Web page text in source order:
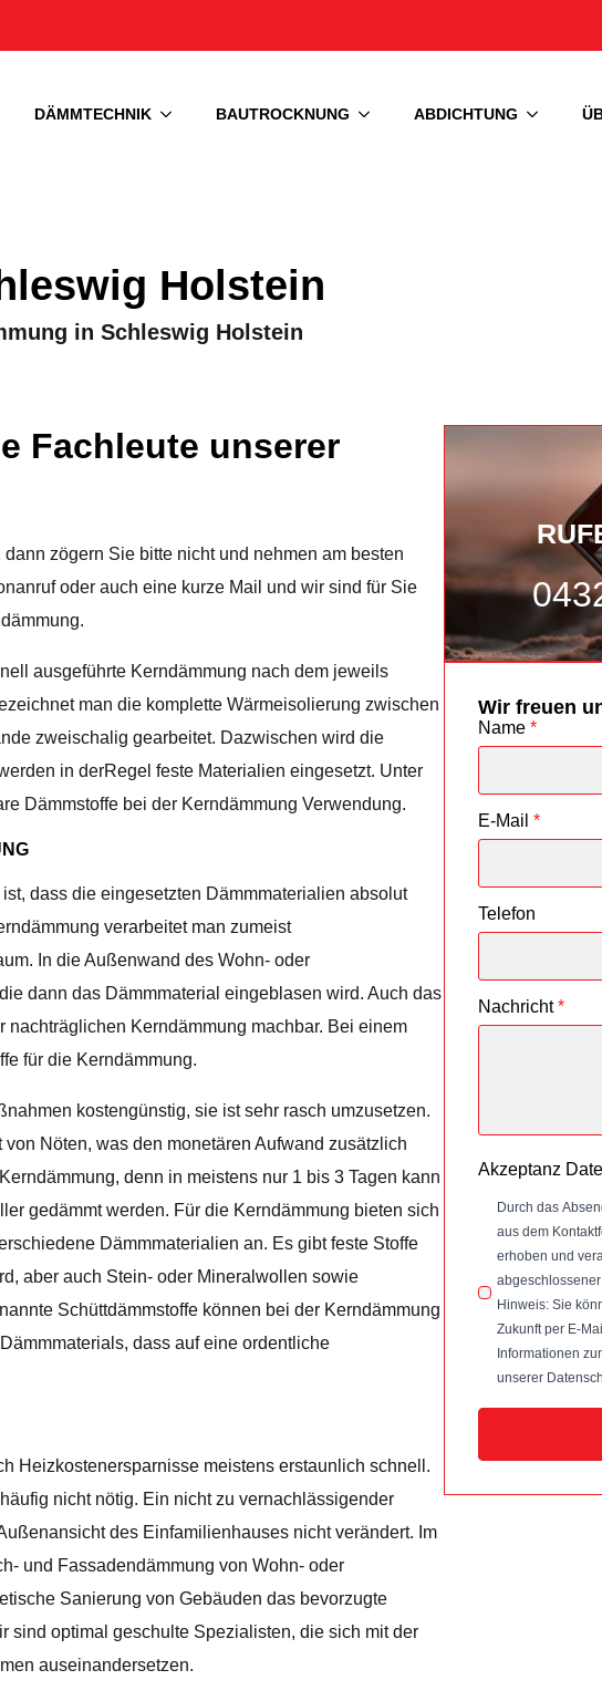
DÄMMTECHNIK BAUTROCKNUNG ABDICHTUNG
Holstein
in Schleswig Holstein
Fachleute unserer
zögern Sie bitte nicht und nehmen am besten
oder auch eine kurze Mail und wir sind für Sie
ausgeführte Kerndämmung nach dem jeweils
man die komplette Wärmeisolierung zwischen
zweischalig gearbeitet. Dazwischen wird die
in derRegel feste Materialien eingesetzt. Unter
Dämmstoffe bei der Kerndämmung Verwendung.
dass die eingesetzten Dämmmaterialien absolut
verarbeitet man zumeist
In die Außenwand des Wohn- oder
dann das Dämmmaterial eingeblasen wird. Auch das
Kerndämmung machbar. Bei einem
für die Kerndämmung.
kostengünstig, sie ist sehr rasch umzusetzen.
Nöten, was den monetären Aufwand zusätzlich
denn in meistens nur 1 bis 3 Tagen kann
gedämmt werden. Für die Kerndämmung bieten sich
Dämmmaterialien an. Es gibt feste Stoffe
aber auch Stein- oder Mineralwollen sowie
Schüttdämmstoffe können bei der Kerndämmung
dass auf eine ordentliche
Heizkostenersparnisse meistens erstaunlich schnell.
nicht nötig. Ein nicht zu vernachlässigender
des Einfamilienhauses nicht verändert. Im
und Fassadendämmung von Wohn- oder
Sanierung von Gebäuden das bevorzugte
sind optimal geschulte Spezialisten, die sich mit der
auseinandersetzen.
Wir freuen
Name *
E-Mail *
Telefon
Nachricht *
Akzeptanz
Durch das
aus dem
erhoben und
Hinweis: Sie
Zukunft per E-
Informationen
unserer